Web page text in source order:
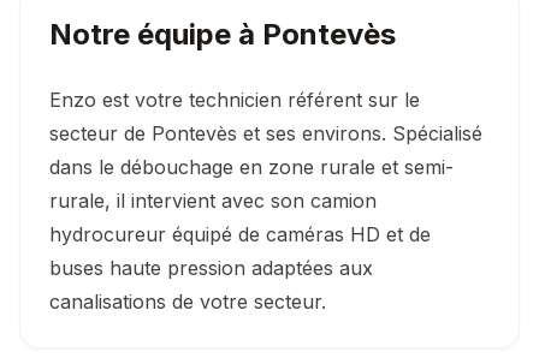
Notre équipe à Pontevès
Enzo est votre technicien référent sur le
secteur de Pontevès et ses environs. Spécialisé
dans le débouchage en zone rurale et semi-
rurale, il intervient avec son camion
hydrocureur équipé de caméras HD et de
buses haute pression adaptées aux
canalisations de votre secteur.